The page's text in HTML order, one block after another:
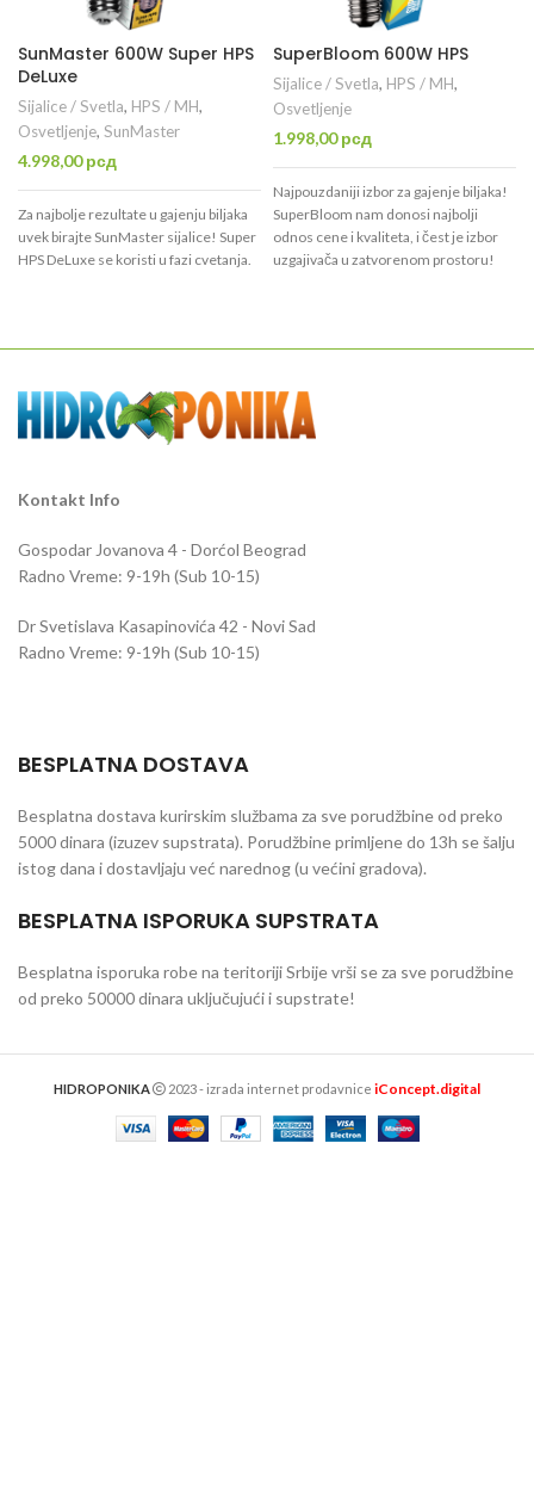
SunMaster 600W Super HPS
DeLuxe
Sijalice / Svetla, HPS / MH,
Osvetljenje, SunMaster
4.998,00рсд
Za najbolje rezultate u gajenju biljaka
uvek birajte SunMaster sijalice! Super
HPS DeLuxe se koristi u fazi cvetanja.
SuperBloom 600W HPS
Sijalice / Svetla, HPS / MH,
Osvetljenje
1.998,00рсд
Najpouzdaniji izbor za gajenje biljaka!
SuperBloom nam donosi najbolji
odnos cene i kvaliteta, i čest je izbor
uzgajivača u zatvorenom prostoru!
Kontakt Info
Gospodar Jovanova 4 - Dorćol Beograd
Radno Vreme: 9-19h (Sub 10-15)
Dr Svetislava Kasapinovića 42 - Novi Sad
Radno Vreme: 9-19h (Sub 10-15)
BESPLATNA DOSTAVA
Besplatna dostava kurirskim službama za sve porudžbine od preko
5000 dinara (izuzev supstrata). Porudžbine primljene do 13h se šalju
istog dana i dostavljaju već narednog (u većini gradova).
BESPLATNA ISPORUKA SUPSTRATA
Besplatna isporuka robe na teritoriji Srbije vrši se za sve porudžbine
od preko 50000 dinara uključujući i supstrate!
HIDROPONIKA 2023 - izrada internet prodavnice iConcept.digital